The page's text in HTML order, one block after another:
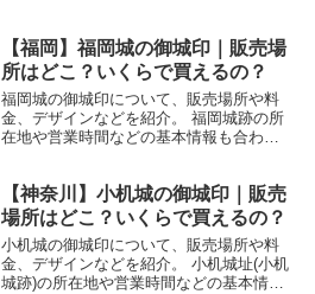
【福岡】福岡城の御城印｜販売場
所はどこ？いくらで買えるの？
福岡城の御城印について、販売場所や料
金、デザインなどを紹介。 福岡城跡の所
在地や営業時間などの基本情報も合わせ
【神奈川】小机城の御城印｜販売
場所はどこ？いくらで買えるの？
小机城の御城印について、販売場所や料
金、デザインなどを紹介。 小机城址(小机
城跡)の所在地や営業時間などの基本情報